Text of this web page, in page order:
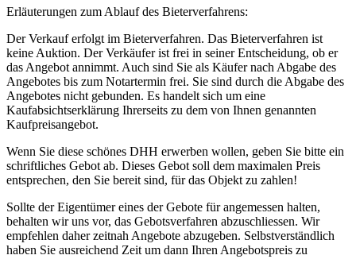
Erläuterungen zum Ablauf des Bieterverfahrens:
Der Verkauf erfolgt im Bieterverfahren. Das Bieterverfahren ist
keine Auktion. Der Verkäufer ist frei in seiner Entscheidung, ob er
das Angebot annimmt. Auch sind Sie als Käufer nach Abgabe des
Angebotes bis zum Notartermin frei. Sie sind durch die Abgabe des
Angebotes nicht gebunden. Es handelt sich um eine
Kaufabsichtserklärung Ihrerseits zu dem von Ihnen genannten
Kaufpreisangebot.
Wenn Sie diese schönes DHH erwerben wollen, geben Sie bitte ein
schriftliches Gebot ab. Dieses Gebot soll dem maximalen Preis
entsprechen, den Sie bereit sind, für das Objekt zu zahlen!
Sollte der Eigentümer eines der Gebote für angemessen halten,
behalten wir uns vor, das Gebotsverfahren abzuschliessen. Wir
empfehlen daher zeitnah Angebote abzugeben. Selbstverständlich
haben Sie ausreichend Zeit um dann Ihren Angebotspreis zu